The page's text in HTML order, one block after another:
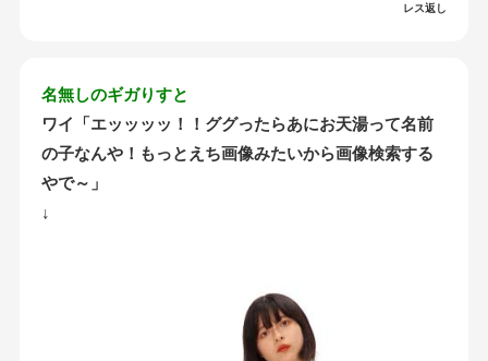
レス返し
名無しのギガりすと
ワイ「エッッッッ！！ググったらあにお天湯って名前
の子なんや！もっとえち画像みたいから画像検索する
やで～」
↓